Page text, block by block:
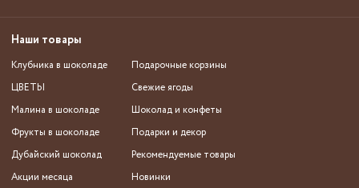
Наши товары
Клубника в шоколаде
ЦВЕТЫ
Малина в шоколаде
Фрукты в шоколаде
Дубайский шоколад
Акции месяца
Подарочные корзины
Свежие ягоды
Шоколад и конфеты
Подарки и декор
Рекомендуемые товары
Новинки